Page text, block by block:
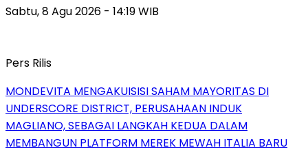
Sabtu, 8 Agu 2026 - 14:19 WIB
Pers Rilis
MONDEVITA MENGAKUISISI SAHAM MAYORITAS DI
UNDERSCORE DISTRICT, PERUSAHAAN INDUK
MAGLIANO, SEBAGAI LANGKAH KEDUA DALAM
MEMBANGUN PLATFORM MEREK MEWAH ITALIA BARU